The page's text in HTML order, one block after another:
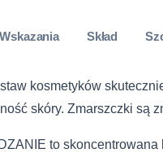
Wskazania Skład
kosmetyków
skóry. Zmarszczki są
to